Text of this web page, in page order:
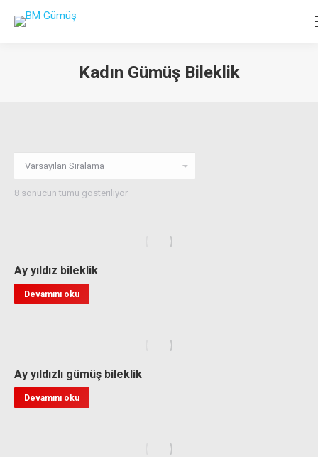
Kadın Gümüş Bileklik
8 sonucun tümü gösteriliyor
Ay yıldız bileklik
Devamını oku
Ay yıldızlı gümüş bileklik
Devamını oku